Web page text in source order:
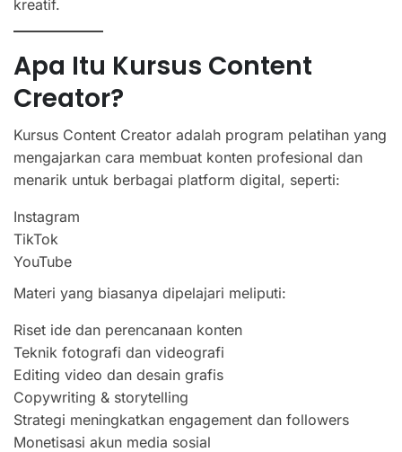
kreatif.
Apa Itu Kursus Content
Creator?
Kursus Content Creator adalah program pelatihan yang
mengajarkan cara membuat konten profesional dan
menarik untuk berbagai platform digital, seperti:
Instagram
TikTok
YouTube
Materi yang biasanya dipelajari meliputi:
Riset ide dan perencanaan konten
Teknik fotografi dan videografi
Editing video dan desain grafis
Copywriting & storytelling
Strategi meningkatkan engagement dan followers
Monetisasi akun media sosial